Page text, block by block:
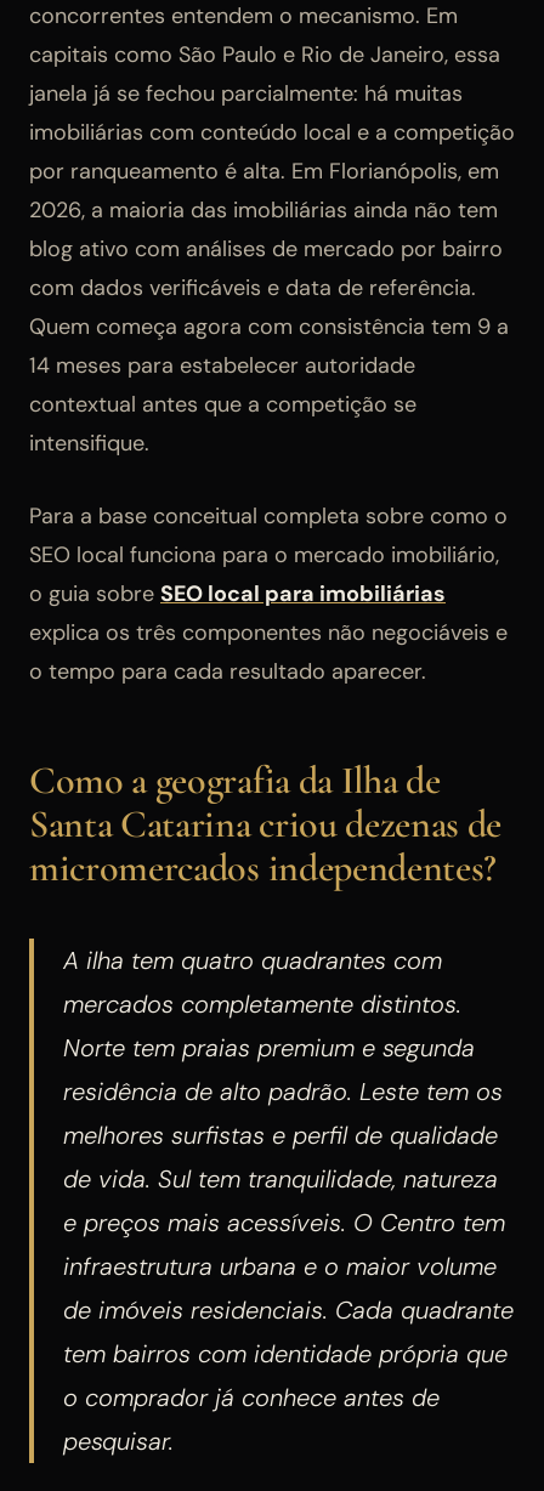
concorrentes entendem o mecanismo. Em
capitais como São Paulo e Rio de Janeiro, essa
janela já se fechou parcialmente: há muitas
imobiliárias com conteúdo local e a competição
por ranqueamento é alta. Em Florianópolis, em
2026, a maioria das imobiliárias ainda não tem
blog ativo com análises de mercado por bairro
com dados verificáveis e data de referência.
Quem começa agora com consistência tem 9 a
14 meses para estabelecer autoridade
contextual antes que a competição se
intensifique.
Para a base conceitual completa sobre como o
SEO local funciona para o mercado imobiliário,
o guia sobre SEO local para imobiliárias
explica os três componentes não negociáveis e
o tempo para cada resultado aparecer.
Como a geografia da Ilha de
Santa Catarina criou dezenas de
micromercados independentes?
A ilha tem quatro quadrantes com
mercados completamente distintos.
Norte tem praias premium e segunda
residência de alto padrão. Leste tem os
melhores surfistas e perfil de qualidade
de vida. Sul tem tranquilidade, natureza
e preços mais acessíveis. O Centro tem
infraestrutura urbana e o maior volume
de imóveis residenciais. Cada quadrante
tem bairros com identidade própria que
o comprador já conhece antes de
pesquisar.